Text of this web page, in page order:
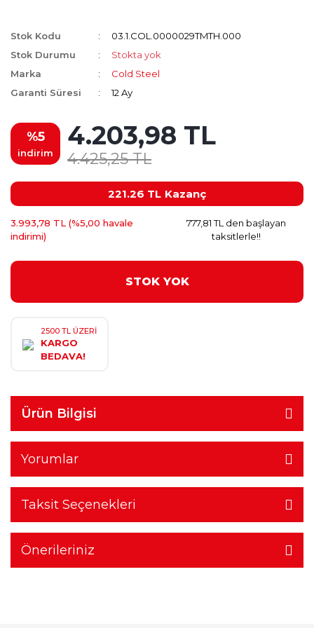
Stok Kodu
03.1.COL.0000029TMTH.000
Stok Durumu
Stokta yok
Marka
Cold Steel
Garanti Süresi
12 Ay
%5
indirim
4.203,98 TL
4.425,25 TL
221.26 TL Kazanç
3.993,78 TL (%5,00 havale
indirimi)
777,81 TL den başlayan
taksitlerle!!
STOK YOK
2500 TL ÜZERİ
KARGO
BEDAVA!
Ürün Bilgisi
Yorumlar
Taksit Seçenekleri
Önerileriniz